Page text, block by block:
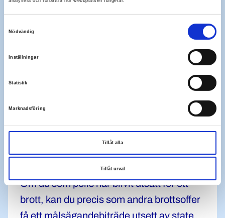
Nödvändig
Inställningar
Statistik
Marknadsföring
Tillåt alla
Tillåt urval
Rättshjälp för målsägandebiträde
Om du som polis har blivit utsatt för ett
brott, kan du precis som andra brottsoffer
få ett målsägandebiträde utsett av staten.